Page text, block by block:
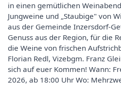
in einen gemütlichen
Jungweine und „Staubige" von
aus der Gemeinde Inzersdorf-
Genuss aus der Region, für die
die Weine von frischen
Florian Redl, Vizebgm. Franz
sich auf euer Kommen! Wann:
2026, ab 18:00 Uhr Wo: